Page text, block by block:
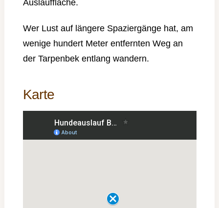
Auslauffläche.
Wer Lust auf längere Spaziergänge hat, am
wenige hundert Meter entfernten Weg an
der Tarpenbek entlang wandern.
Karte